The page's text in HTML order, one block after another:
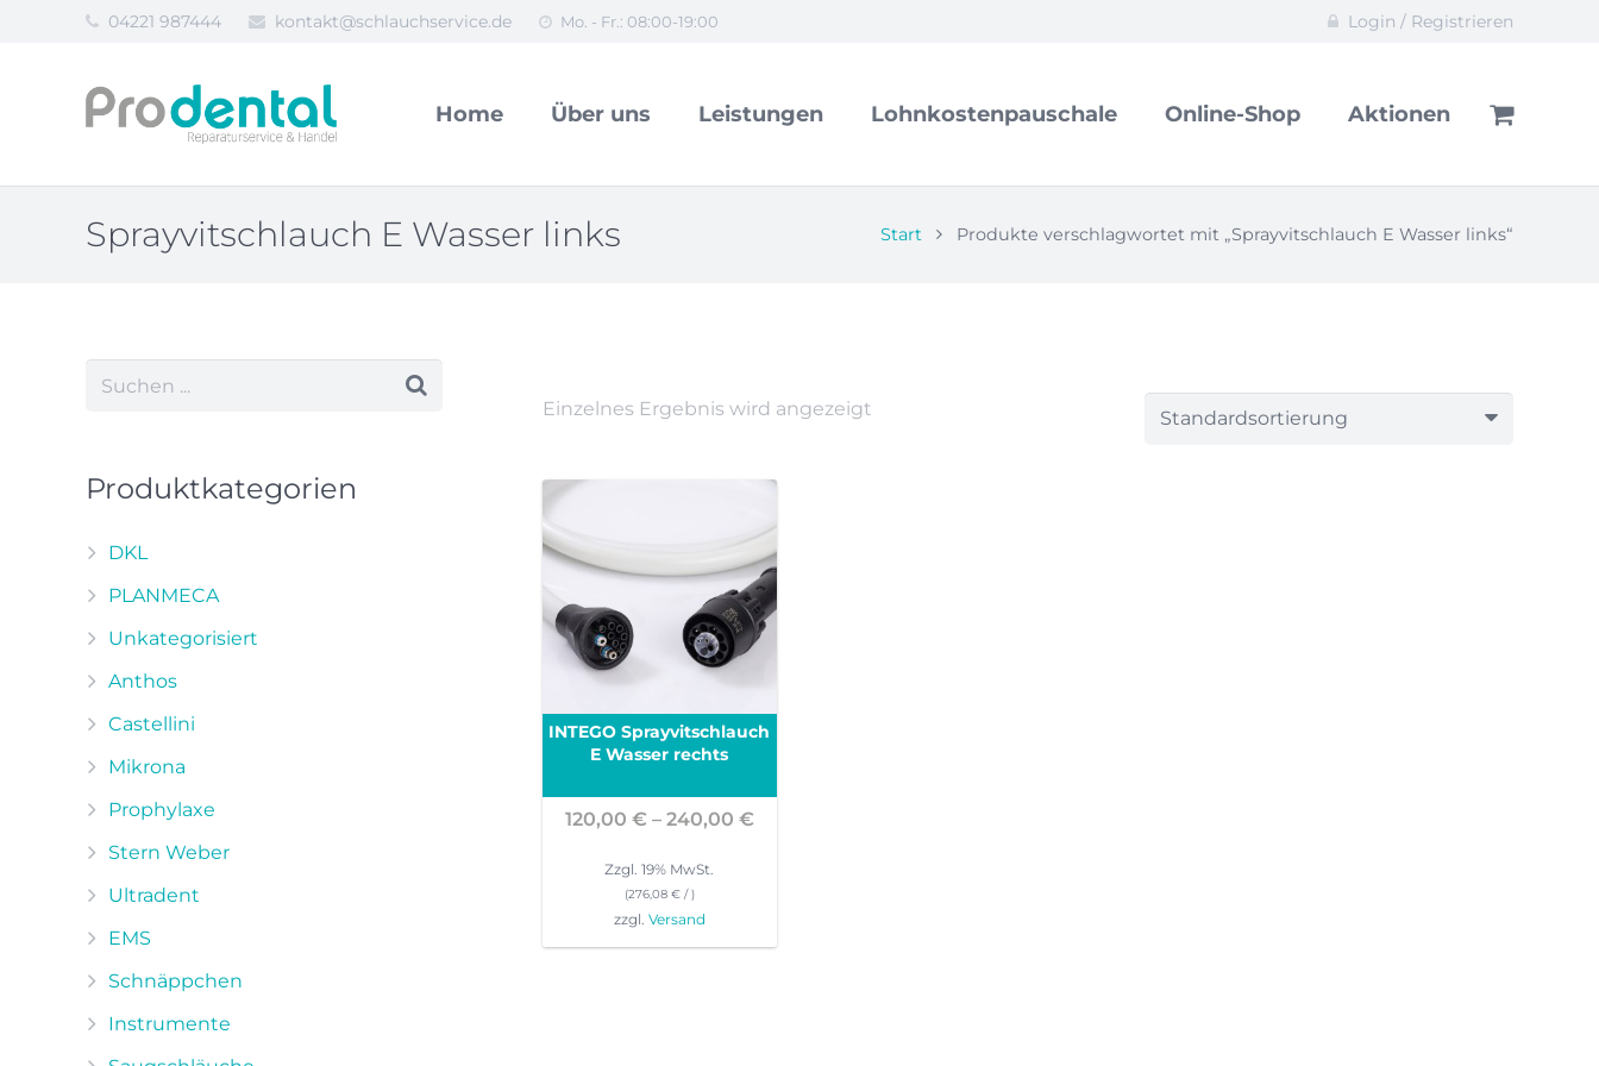
04221 987444 kontakt@schlauchservice.de Mo. - Fr.: 08:00-19:00 Login / Registrieren
Home Über uns Leistungen Lohnkostenpauschale Online-Shop Aktionen
Sprayvitschlauch E Wasser links Start Produkte verschlagwortet mit „Sprayvitschlauch E Wasser links“
Einzelnes Ergebnis wird angezeigt
INTEGO Sprayvitschlauch
E Wasser rechts
120,00 € – 240,00 €Preisspanne:
Zzgl. 19% MwSt.
(276,08 €/ )
zzgl. Versand
Produktkategorien
DKL
PLANMECA
Unkategorisiert
Anthos
Castellini
Mikrona
Prophylaxe
Stern Weber
Ultradent
EMS
Schnäppchen
Instrumente